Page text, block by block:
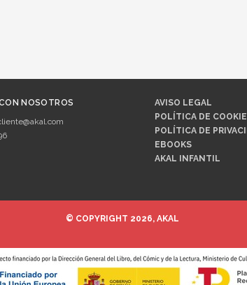
NOSOTROS
AVISO LEGAL
POLÍTICA DE
POLÍTICA DE
EBOOKS
AKAL INFANTIL
© COPYRIGHT 2026, AKAL